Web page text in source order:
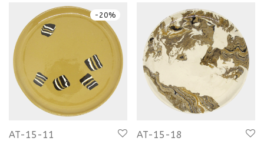
- 20%
AT-15-11 AT-15-18